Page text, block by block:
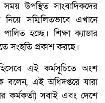
উপস্থিত সাংবাদিকদের
সম্মিলিতভাবে এখানে
হচ্ছে। শিক্ষা ক্যাডার
সংহতি প্রকাশ করছে।
এই কর্মসূচিতে অংশ
বলেন, এই অধিদপ্তরে যারা
কর্মকর্তা) সবাই এবং দেশে